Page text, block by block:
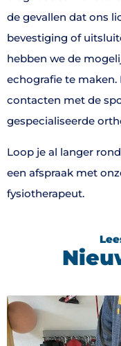
de gevallen dat ons
bevestiging of
hebben we de
echografie te
contacten met de
gespecialiseerde
Loop je al langer
een afspraak met
fysiotherapeut.